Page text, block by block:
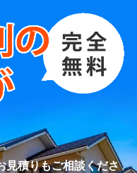
見積りもご相談くださ